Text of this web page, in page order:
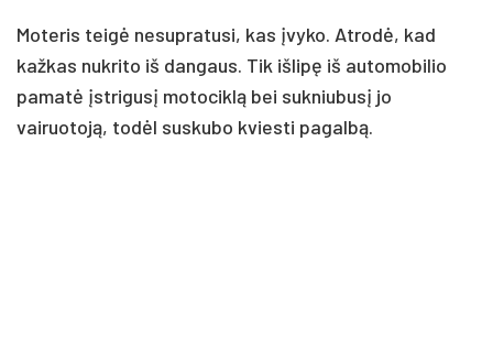
Moteris teigė nesupratusi, kas įvyko. Atrodė, kad
kažkas nukrito iš dangaus. Tik išlipę iš automobilio
pamatė įstrigusį motociklą bei sukniubusį jo
vairuotoją, todėl suskubo kviesti pagalbą.